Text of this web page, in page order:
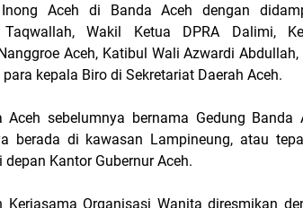
Aceh di Banda Aceh dengan
Wakil Ketua DPRA Dalimi,
Aceh, Katibul Wali Azwardi Abdullah,
kepala Biro di Sekretariat Daerah Aceh.
Aceh sebelumnya bernama Gedung Banda
berada di kawasan Lampineung, atau
Kantor Gubernur Aceh.
Kerjasama Organisasi Wanita diresmikan